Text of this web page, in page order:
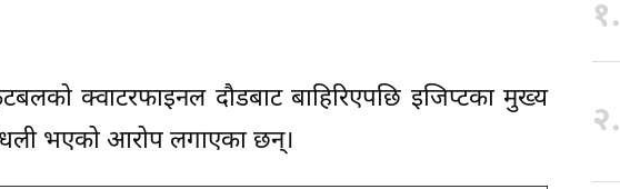
क्वाटरफाइनल दौडबाट बाहिरिएपछि इजिप्टका मुख्य
भएको आरोप लगाएका छन्।
१.
२.